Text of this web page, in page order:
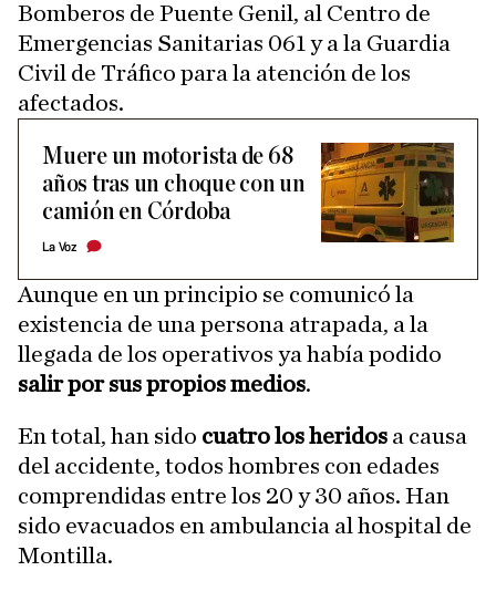
Bomberos de Puente Genil, al Centro de
Emergencias Sanitarias 061 y a la Guardia
Civil de Tráfico para la atención de los
afectados.
Muere un motorista de 68
años tras un choque con un
camión en Córdoba
La Voz
Aunque en un principio se comunicó la
existencia de una persona atrapada, a la
llegada de los operativos ya había podido
salir por sus propios medios.
En total, han sido cuatro los heridos a causa
del accidente, todos hombres con edades
comprendidas entre los 20 y 30 años. Han
sido evacuados en ambulancia al hospital de
Montilla.